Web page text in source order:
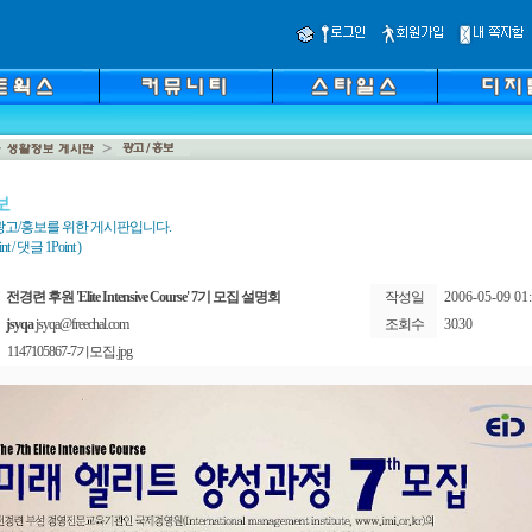
고/홍보를 위한 게시판입니다.
/ 댓글 1Point )
전경련 후원 'Elite Intensive Course' 7기 모집 설명회 작성일
2006-05-09
jsyqajsyqa@freechal.com 조회수
3030
1147105867-7기모집.jpg